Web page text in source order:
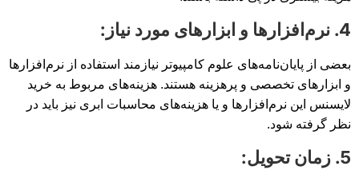
4. نرم‌افزارها و ابزارهای مورد نیاز:
بعضی از پایان‌نامه‌های علوم کامپیوتر نیازمند استفاده از نرم‌افزارها
و ابزارهای تخصصی و پرهزینه هستند. هزینه‌های مربوط به خرید
لایسنس این نرم‌افزارها و یا هزینه‌های محاسبات ابری نیز باید در
نظر گرفته شود.
5. زمان تحویل: